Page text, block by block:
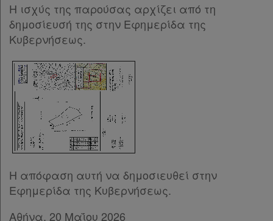
Η ισχύς της παρούσας αρχίζει από τη
δημοσίευσή της στην Εφημερίδα της
Κυβερνήσεως.
Η απόφαση αυτή να δημοσιευθεί στην
Εφημερίδα της Κυβερνήσεως.
Αθήνα, 20 Μαΐου 2026